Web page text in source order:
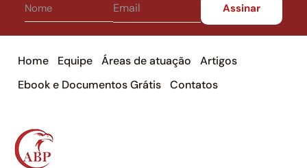
Home Equipe Áreas de atuação
Artigos
Ebook e Documentos Grátis
Contatos